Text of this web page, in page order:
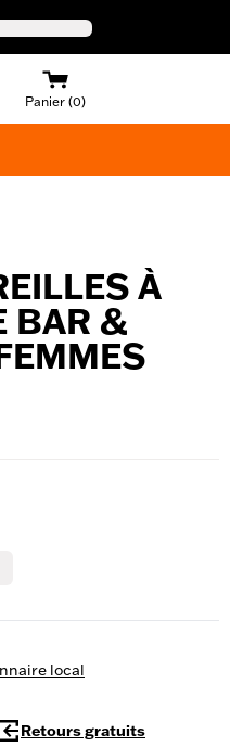
Panier (0)
À
BAR &
local
Retours gratuits